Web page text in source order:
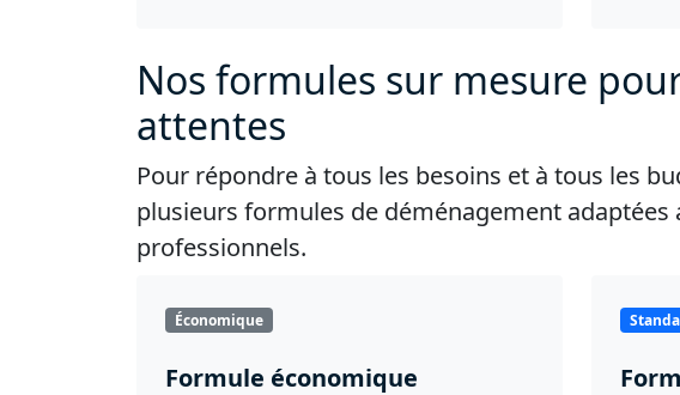
Nos formules sur mesure
attentes
Pour répondre à tous les besoins et à tous les
plusieurs formules de déménagement adaptées
professionnels.
Économique
Formule économique